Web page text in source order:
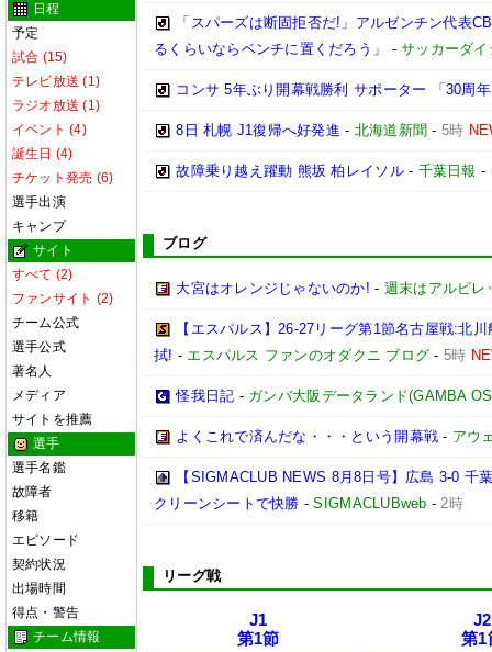
日程
予定
試合 (15)
テレビ放送 (1)
ラジオ放送 (1)
イベント (4)
誕生日 (4)
チケット発売 (6)
選手出演
キャンプ
サイト
すべて (2)
ファンサイト (2)
チーム公式
選手公式
著名人
メディア
サイトを推薦
選手
選手名鑑
故障者
移籍
エピソード
契約状況
出場時間
得点・警告
チーム情報
「スパーズは断固拒否だ!」アルゼンチン代表
るくらいならベンチに置くだろう」
-サッカーダ
コンサ 5年ぶり開幕戦勝利 サポーター 「30周
8日 札幌 J1復帰へ好発進 - 北海道新聞 - 5時
故障乗り越え躍動 熊坂 柏レイソル- 千葉日報 -
ブログ
大宮はオレンジじゃないのか! - 週末はアルビレ
【エスパルス】26-27リーグ第1節名古屋戦:北
拭! - エスパルス ファンのオダクニ ブログ - 5時
怪我日記 - ガンバ大阪データランド(GAMBA
よくこれで済んだな・・・という開幕戦 - アウ
【SIGMACLUB NEWS 8月8日号】広島 3-0
クリーンシートで快勝 -SIGMACLUBweb -2時
リーグ戦
J1
第1節
J2
第1